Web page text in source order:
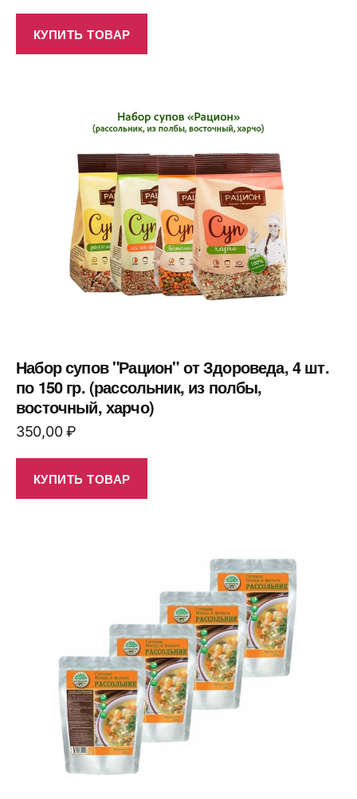
КУПИТЬ ТОВАР
Набор супов "Рацион" от Здороведа, 4 шт.
по 150 гр. (рассольник, из полбы,
восточный, харчо)
350,00₽
КУПИТЬ ТОВАР